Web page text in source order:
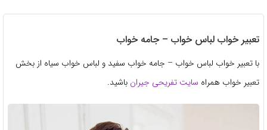
تعبیر خواب لباس خواب – جامه خواب
با تعبیر خواب لباس خواب – جامه خواب سفید و لباس خواب سیاه از بخش
تعبیر خواب همراه سایت تفریحی جیران باشید.